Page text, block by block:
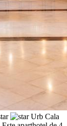
Urb Cala